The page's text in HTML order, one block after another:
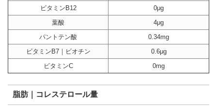
ビタミンB12
0μg
葉酸
4μg
パントテン酸
0.34mg
ビタミンB7｜ビオチン
0.6μg
ビタミンC
0mg
脂肪｜コレステロール量